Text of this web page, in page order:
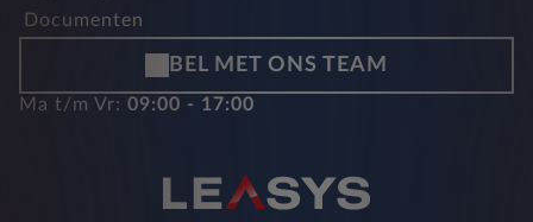
Documenten
BEL MET ONS TEAM
Ma t/m Vr: 09:00 - 17:00